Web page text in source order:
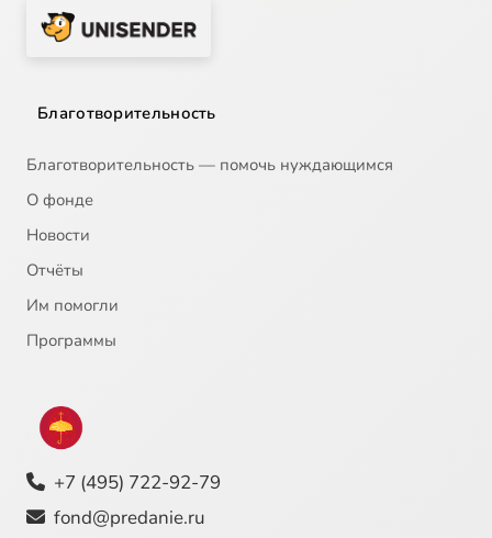
Благотворительность
Благотворительность — помочь нуждающимся
О фонде
Новости
Отчёты
Им помогли
Программы
+7 (495) 722-92-79
fond@predanie.ru